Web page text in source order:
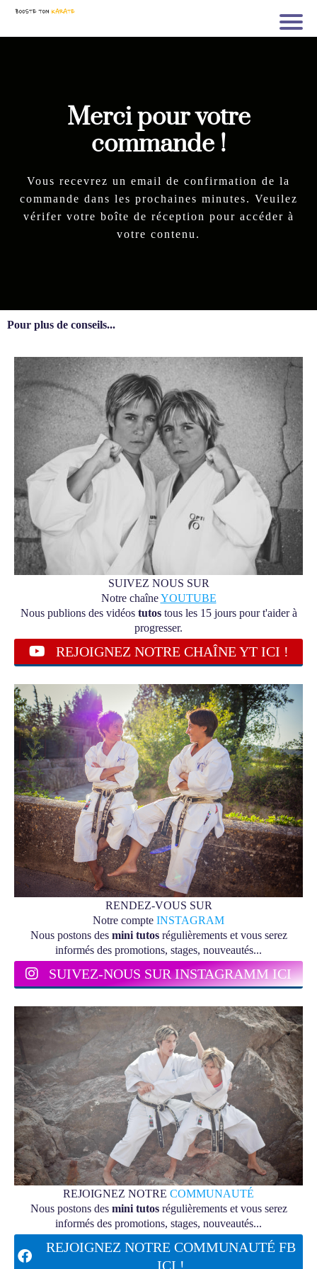
Merci pour votre
commande !
Vous recevrez un email de confirmation de la
commande dans les prochaines minutes. Veuilez
vérifer votre boîte de réception pour accéder à
votre contenu.
Pour plus de conseils...
SUIVEZ NOUS SUR
Notre chaîneYOUTUBE
Nous publions des vidéos tutostous les 15 jours pour t'aider à
progresser.
REJOIGNEZ NOTRE CHAÎNE YT ICI !
RENDEZ-VOUS SUR
Notre compte INSTAGRAM
Nous postons des mini tutosrégulièrements et vous serez
informés des promotions, stages, nouveautés...
SUIVEZ-NOUS SUR INSTAGRAMM ICI
REJOIGNEZ NOTRE COMMUNAUTÉ
Nous postons des mini tutosrégulièrements et vous serez
informés des promotions, stages, nouveautés...
REJOIGNEZ NOTRE COMMUNAUTÉ FB
ICI !